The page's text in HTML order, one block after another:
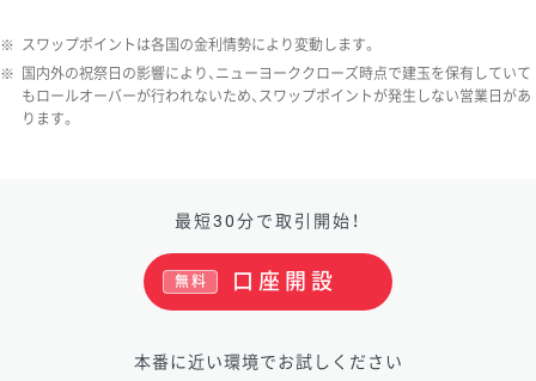
※ スワップポイントは各国の金利情勢により変動します。
※
国内外の祝祭日の影響により、ニューヨーククローズ時点で建玉を保有していて
もロールオーバーが行われないため、スワップポイントが発生しない営業日があ
ります。
最短30分で取引開始！
口座開設
無料
本番に近い環境でお試しください